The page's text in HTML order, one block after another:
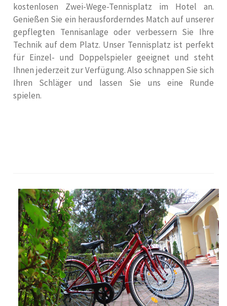
kostenlosen Zwei-Wege-Tennisplatz im Hotel an.
Genießen Sie ein herausforderndes Match auf unserer
gepflegten Tennisanlage oder verbessern Sie Ihre
Technik auf dem Platz. Unser Tennisplatz ist perfekt
für Einzel- und Doppelspieler geeignet und steht
Ihnen jederzeit zur Verfügung. Also schnappen Sie sich
Ihren Schläger und lassen Sie uns eine Runde
spielen.